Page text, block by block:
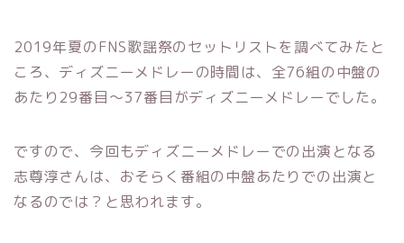
2019年夏のFNS歌謡祭のセットリストを調べてみたと
ころ、ディズニーメドレーの時間は、全76組の中盤の
あたり29番目～37番目がディズニーメドレーでした。
ですので、今回もディズニーメドレーでの出演となる
志尊淳さんは、おそらく番組の中盤あたりでの出演と
なるのでは？と思われます。